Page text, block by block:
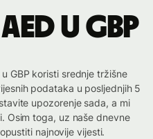
u GBP
GBP koristi srednje tržišne
podataka u posljednjih 5
upozorenje sada, a mi
Osim toga, uz naše dnevne
najnovije vijesti.